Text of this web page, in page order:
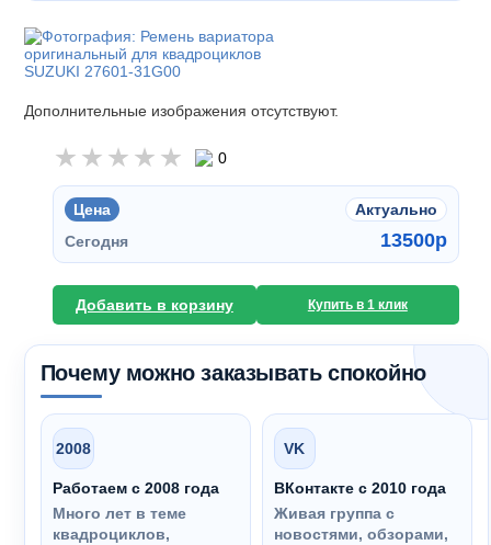
Дополнительные изображения отсутствуют.
0
Цена
Актуально
Сегодня
13500p
Добавить в корзину Купить в 1 клик
Почему можно заказывать спокойно
2008
Работаем с 2008 года
Много лет в теме
квадроциклов,
VK
ВКонтакте с 2010 года
Живая группа с
новостями, обзорами,